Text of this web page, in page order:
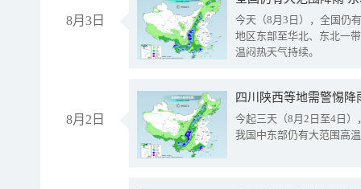
8月3日
今天（8月3日），全国仍
地区东部至华北、东北一
温闷热天气持续。
8月2日
今起三天（8月2日至4日
我国中东部仍有大范围高